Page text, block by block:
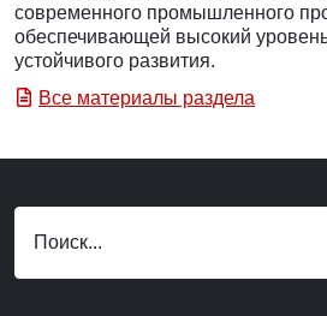
современного промышленного
обеспечивающей высокий
устойчивого развития.
Все материалы раздела